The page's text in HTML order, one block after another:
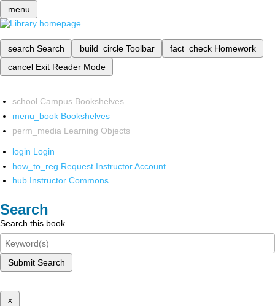
menu
search Search build_circle Toolbar fact_check Homework
cancel Exit Reader Mode
school Campus Bookshelves
menu_book Bookshelves
perm_media Learning Objects
login Login
how_to_reg Request Instructor Account
hub Instructor Commons
Search
Search this book
Submit Search
x